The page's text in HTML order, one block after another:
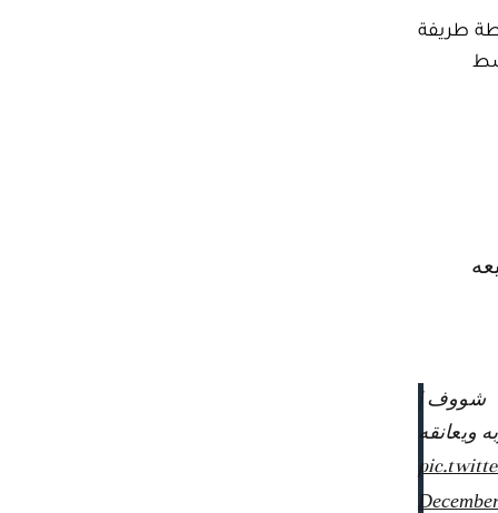
طريفة
شووف |
ويعانقه